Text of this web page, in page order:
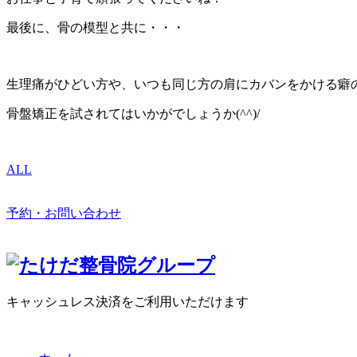
最後に、骨の模型と共に・・・
生理痛がひどい方や、いつも同じ方の肩にカバンをかける癖
骨盤矯正を試されてはいかがでしょうか(^^)/
ALL
予約・お問い合わせ
キャッシュレス決済をご利用いただけます